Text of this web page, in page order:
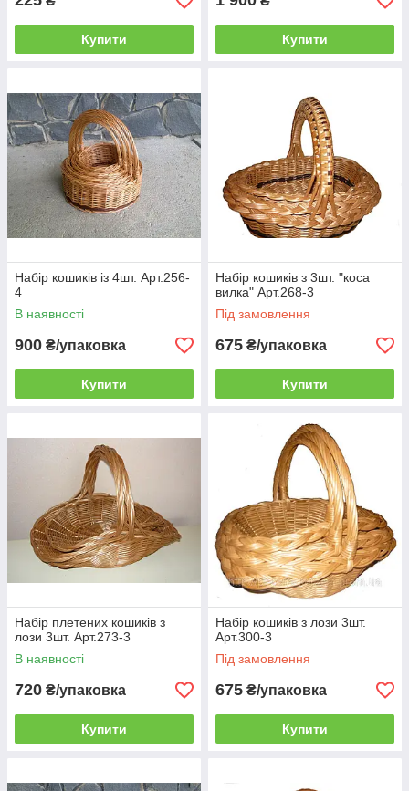
Купити Купити
Набір кошиків із 4шт. Арт.256-
4
В наявності
900 ₴/упаковка
Купити
Набір кошиків з 3шт. "коса
вилка" Арт.268-3
Під замовлення
675 ₴/упаковка
Купити
Набір плетених кошиків з
лози 3шт. Арт.273-3
В наявності
720 ₴/упаковка
Купити
Набір кошиків з лози 3шт.
Арт.300-3
Під замовлення
675 ₴/упаковка
Купити